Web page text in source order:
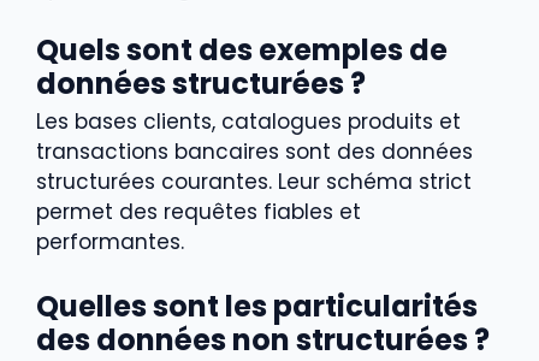
Quels sont des exemples de
données structurées ?
Les bases clients, catalogues produits et
transactions bancaires sont des données
structurées courantes. Leur schéma strict
permet des requêtes fiables et
performantes.
Quelles sont les particularités
des données non structurées ?